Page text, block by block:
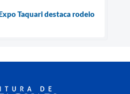
Taquari destaca rodeio